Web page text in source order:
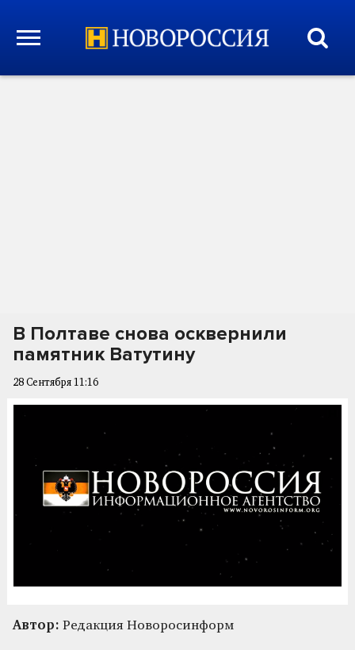
В Полтаве снова осквернили
памятник Ватутину
28 Сентября 11:16
Автор: Редакция Новоросинформ